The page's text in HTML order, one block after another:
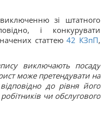
зі штатного
і конкурувати
статтею42 КЗпП,
виключають посаду
може претендувати на
до рівня його
чи обслугового